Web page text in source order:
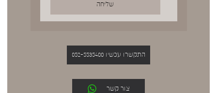
התקשרו עכשיו 052-5535400
צור קשר